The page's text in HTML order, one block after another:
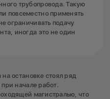
трубопровода. Такую
повсеместно применять
ограничивать подачу
иногда это не один
остановке стоял ряд
начале работ.
магистралью, что